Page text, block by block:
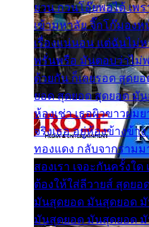
ยวน กวนโอ๊ยพอได้ เพ
เข้ามหาลัย จิ๊กโก๊มอง
เรื่องแน่นอน แต่ฉันไม่
พรั่นพรือ มันตอบว่าไม่พ
ด้วยกัน ก็เลยรอด สุดย
ยอด สุดยอด สุดยอด มั
ห้องเช่า เธอผิวขาวผม
จริงเธอ อยู่ห้องข้างข้า
ทองแดง กลับจากราม
สองเรา เจอะกันครั้งใ
ต้องให้ใส่ลีวายส์ สุดย
มันสุดยอด มันสุดยอด
มันสุดยอด มันสุดยอด